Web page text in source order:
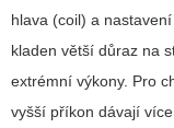
hlava (coil) a
kladen větší důraz na
extrémní výkony. Pro
vyšší příkon dávají